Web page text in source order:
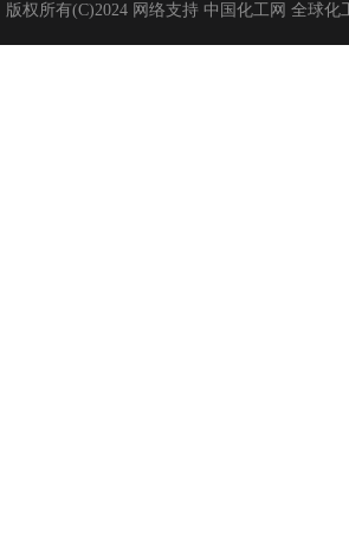
版权所有(C)2024 网络支持 中国化工网 全球化